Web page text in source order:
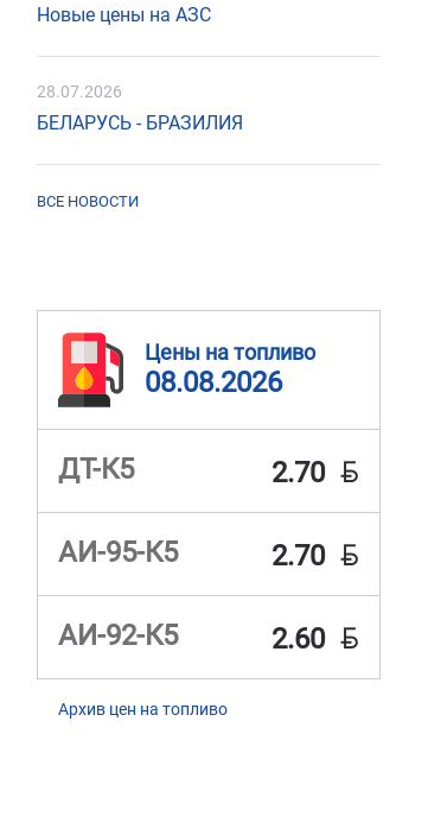
Новые цены на АЗС
28.07.2026
БЕЛАРУСЬ - БРАЗИЛИЯ
ВСЕ НОВОСТИ
Цены на топливо
08.08.2026
ДТ-К5 2.70 BYN
АИ-95-К5 2.70 BYN
АИ-92-К5 2.60 BYN
Архив цен на топливо